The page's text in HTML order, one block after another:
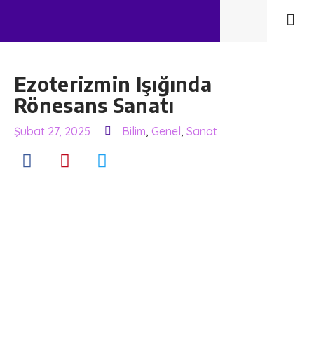
Ezoterizmin Işığında
Rönesans Sanatı
Şubat 27, 2025 Bilim, Genel , Sanat